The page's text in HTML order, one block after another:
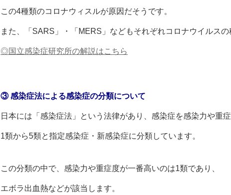
この4種類のコロナウィスルが原因だそうです。
また、「SARS」・「MERS」などもそれぞれコロナウイルスの
◎国 立感染症研究所の解説はこちら
③ 感染症法による感染症の分類について
日本には「感染症法」という法律があり、感染症を感染力や重症
1類から5類と指定感染症・新感染症に分類しています。
この分類の中で、感染力や重症度が一番高いのは1類であり、
エボラ出血熱などが該当します。